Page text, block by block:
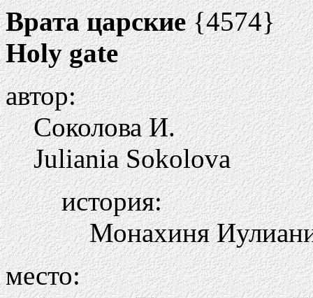
Врата царские{4574}
Holy gate
автор:
Соколова И.
Juliania Sokolova
история:
Монахиня
место: